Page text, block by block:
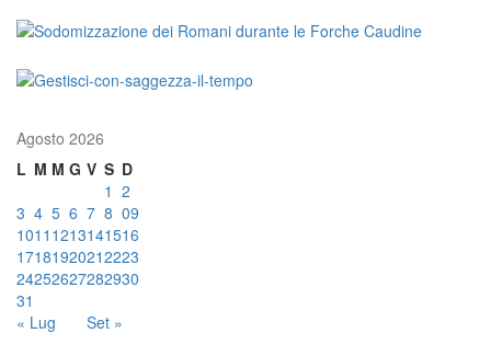
Agosto 2026
L M M G V S D
« Lug Set »
1 2
3 4 5 6 7 8 09
1011 1213141516
17181920212223
24252627282930
31